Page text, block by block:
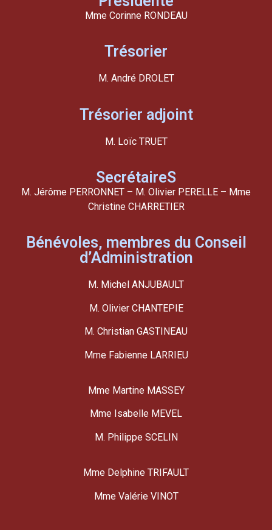
Mme Corinne RONDEAU
Trésorier
M. André DROLET
Trésorier adjoint
M. Loïc TRUET
SecrétaireS
M. Jérôme PERRONNET – M. Olivier PERELLE – Mme
Christine CHARRETIER
Bénévoles, membres du Conseil
d’Administration
M. Michel ANJUBAULT
M. Olivier CHANTEPIE
M. Christian GASTINEAU
Mme Fabienne LARRIEU
Mme Martine MASSEY
Mme Isabelle MEVEL
M. Philippe SCELIN
Mme Delphine TRIFAULT
Mme Valérie VINOT